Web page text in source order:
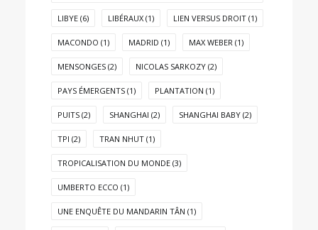
LIBYE (6) LIBÉRAUX (1) LIEN VERSUS DROIT (1)
MACONDO (1) MADRID (1) MAX WEBER (1)
MENSONGES (2) NICOLAS SARKOZY (2)
PAYS ÉMERGENTS (1) PLANTATION (1)
PUITS (2) SHANGHAI (2) SHANGHAI BABY (2)
TPI (2) TRAN NHUT (1)
TROPICALISATION DU MONDE (3)
UMBERTO ECCO (1)
UNE ENQUÊTE DU MANDARIN TÂN (1)